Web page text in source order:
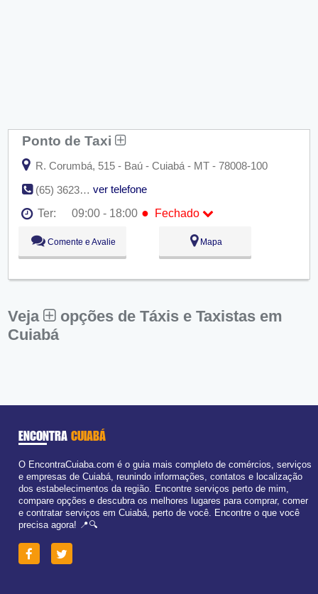
Ponto de Taxi
R. Corumbá, 515 - Baú - Cuiabá - MT - 78008-100
(65) 3623-9905
ver telefone
Ter:
09:00 - 18:00 ● Fechado
Seg:
Ter:
09:00 - 18:00
Fechado
Qua:
09:00 - 18:00
Sex:
09:00 - 18:00
Dom:
Fechado
Comente e Avalie Mapa
Veja
opções de Táxis e Taxistas em
Cuiabá
ENCONTRA CUIABÁ
O EncontraCuiaba.com é o guia mais completo de comércios, serviços
e empresas de Cuiabá, reunindo informações, contatos e localização
dos estabelecimentos da região. Encontre serviços perto de mim,
compare opções e descubra os melhores lugares para comprar, comer
e contratar serviços em Cuiabá, perto de você. Encontre o que você
precisa agora! 📍🔍